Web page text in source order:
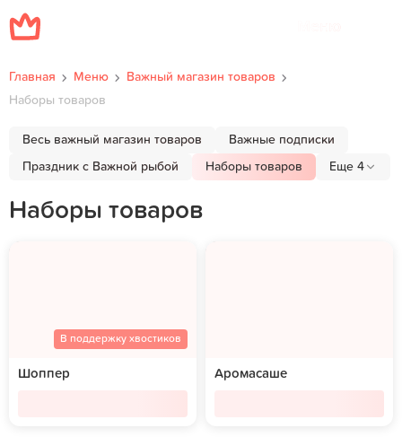
Главная Меню
Важный магазин товаров
Наборы товаров
Весь важный магазин товаров Важные подписки
Праздник с Важной рыбой Наборы товаров Еще 4
Наборы товаров
В поддержку хвостиков
Шоппер Аромасаше